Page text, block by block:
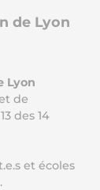
de Lyon
Lyon
de
des 14
et écoles